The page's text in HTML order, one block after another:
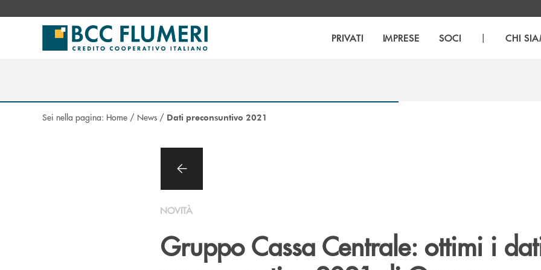
PRIVATI IMPRESE SOCI | CHI
Sei nella pagina: Home / News / Dati preconsuntivo 2021
NOVITÀ
Gruppo Cassa Centrale: ottimi i